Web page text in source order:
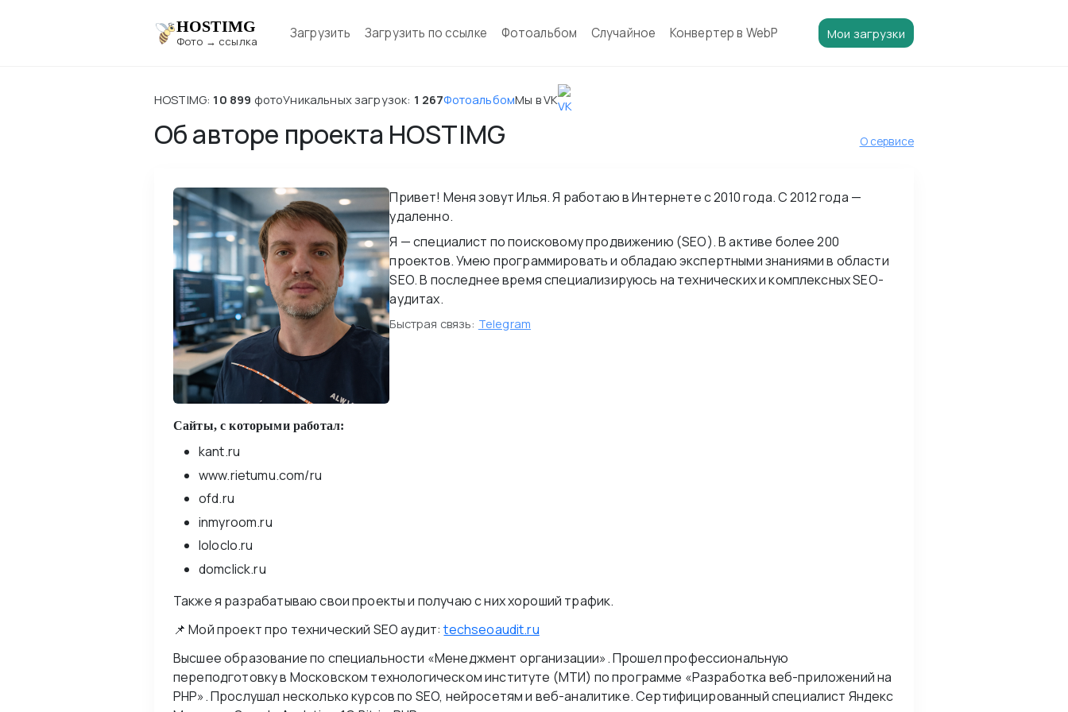
HOSTIMG
Фото → ссылка
Загрузить Загрузить по ссылке Фотоальбом Случайное Конвертер в WebP Мои загрузки
HOSTIMG: 10 899 фотоУникальных загрузок: 1 267ФотоальбомМы в VK
Об авторе проекта HOSTIMG О сервисе
Привет! Меня зовут Илья. Я работаю в Интернете с 2010 года. С 2012 года —
удаленно.
Я — специалист по поисковому продвижению (SEO). В активе более 200
проектов. Умею программировать и обладаю экспертными знаниями в области
SEO. В последнее время специализируюсь на технических и комплексных SEO-
аудитах.
Быстрая связь: Telegram
Сайты, с которыми работал:
kant.ru
www.rietumu.com/ru
ofd.ru
inmyroom.ru
loloclo.ru
domclick.ru
Также я разрабатываю свои проекты и получаю с них хороший трафик.
📌 Мой проект про технический SEO аудит:techseoaudit.ru
Высшее образование по специальности «Менеджмент организации». Прошел профессиональную
переподготовку в Московском технологическом институте (МТИ) по программе «Разработка веб-приложений на
PHP». Прослушал несколько курсов по SEO, нейросетям и веб-аналитике. Сертифицированный специалист Яндекс